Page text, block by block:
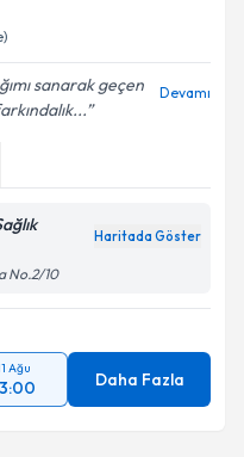
sanarak geçen
Devamı
Haritada Göster
No.2/10
Ağu
Daha Fazla